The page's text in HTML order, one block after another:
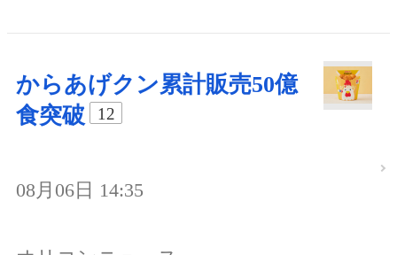
からあげクン累計販売50億
食突破
12
08月06日 14:35